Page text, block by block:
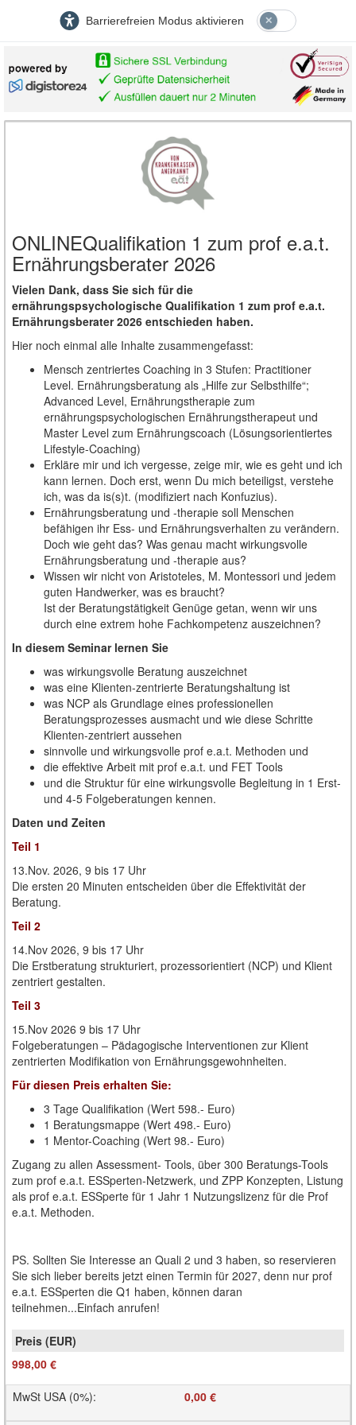
Barrierefreien Modus aktivieren
ONLINEQualifikation 1 zum prof e.a.t.
Ernährungsberater 2026
Vielen Dank, dass Sie sich für die
ernährungspsychologische Qualifikation 1 zum prof e.a.t.
Ernährungsberater 2026 entschieden haben.
Hier noch einmal alle Inhalte zusammengefasst:
Mensch zentriertes Coaching in 3 Stufen: Practitioner
Level. Ernährungsberatung als „Hilfe zur Selbsthilfe“;
Advanced Level, Ernährungstherapie zum
ernährungspsychologischen Ernährungstherapeut und
Master Level zum Ernährungscoach (Lösungsorientiertes
Lifestyle-Coaching)
Erkläre mir und ich vergesse, zeige mir, wie es geht und ich
kann lernen. Doch erst, wenn Du mich beteiligst, verstehe
ich, was da is(s)t. (modifiziert nach Konfuzius).
Ernährungsberatung und -therapie soll Menschen
befähigen ihr Ess- und Ernährungsverhalten zu verändern.
Doch wie geht das? Was genau macht wirkungsvolle
Ernährungsberatung und -therapie aus?
Wissen wir nicht von Aristoteles, M. Montessori und jedem
guten Handwerker, was es braucht?
Ist der Beratungstätigkeit Genüge getan, wenn wir uns
durch eine extrem hohe Fachkompetenz auszeichnen?
In diesem Seminar lernen Sie
was wirkungsvolle Beratung auszeichnet
was eine Klienten-zentrierte Beratungshaltung ist
was NCP als Grundlage eines professionellen
Beratungsprozesses ausmacht und wie diese Schritte
Klienten-zentriert aussehen
sinnvolle und wirkungsvolle prof e.a.t. Methoden und
die effektive Arbeit mit prof e.a.t. und FET Tools
und die Struktur für eine wirkungsvolle Begleitung in 1 Erst-
und 4-5 Folgeberatungen kennen.
Daten und Zeiten
Teil 1
13.Nov. 2026, 9 bis 17 Uhr
Die ersten 20 Minuten entscheiden über die Effektivität der
Beratung.
Teil 2
14.Nov 2026, 9 bis 17 Uhr
Die Erstberatung strukturiert, prozessorientiert (NCP) und Klient
zentriert gestalten.
Teil 3
15.Nov 2026 9 bis 17 Uhr
Folgeberatungen – Pädagogische Interventionen zur Klient
zentrierten Modifikation von Ernährungsgewohnheiten.
Für diesen Preis erhalten Sie:
3 Tage Qualifikation (Wert 598.- Euro)
1 Beratungsmappe (Wert 498.- Euro)
1 Mentor-Coaching (Wert 98.- Euro)
Zugang zu allen Assessment- Tools, über 300 Beratungs-Tools
zum prof e.a.t. ESSperten-Netzwerk, und ZPP Konzepten, Listung
als prof e.a.t. ESSperte für 1 Jahr 1 Nutzungslizenz für die Prof
e.a.t. Methoden.
PS. Sollten Sie Interesse an Quali 2 und 3 haben, so reservieren
Sie sich lieber bereits jetzt einen Termin für 2027, denn nur prof
e.a.t. ESSperten die Q1 haben, können daran
teilnehmen...Einfach anrufen!
998,00 €
MwSt USA (0%): 0,00 €